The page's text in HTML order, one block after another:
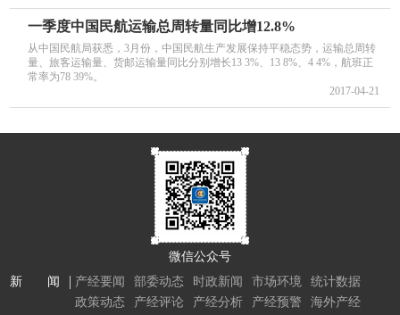
一季度中国民航运输总周转量同比增12.8%
从中国民航局获悉，3月份，中国民航生产发展保持平稳态势，运输总周转
量、旅客运输量、货邮运输量同比分别增长13 3%、13 8%、4 4%，航班正
常率为78 39%。
2017-04-21
微信公众号
新 闻
产经要闻 部委动态 时政新闻 市场环境
统计数据
政策动态
产经评论 产经分析 产经预警
海外产经